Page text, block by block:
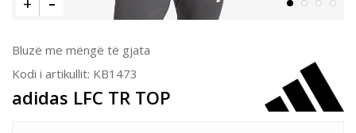
Bluzë me mëngë të gjata
Kodi i artikullit: KB1473
adidas LFC TR TOP